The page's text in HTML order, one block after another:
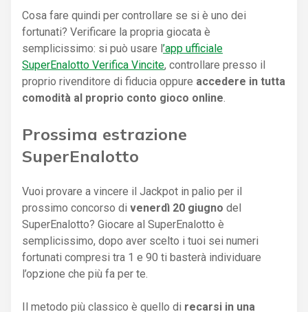
Cosa fare quindi per controllare se si è uno dei
fortunati? Verificare la propria giocata è
semplicissimo: si può usare l’app ufficiale
SuperEnalotto Verifica Vincite, controllare presso il
proprio rivenditore di fiducia oppure accedere in tutta
comodità al proprio conto gioco online
Prossima estrazione
SuperEnalotto
Vuoi provare a vincere il Jackpot in palio per il
prossimo concorso di venerdì 20 giugno del
SuperEnalotto? Giocare al SuperEnalotto è
semplicissimo, dopo aver scelto i tuoi sei numeri
fortunati compresi tra 1 e 90 ti basterà individuare
l’opzione che più fa per te.
Il metodo più classico è quello di recarsi in una